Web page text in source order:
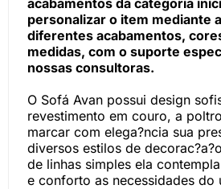
acabamentos da categoria
personalizar o item mediante
diferentes acabamentos,
medidas, com o suporte
nossas consultoras.
O Sofá Avan possui design
revestimento em couro, a
marcar com elega?ncia sua
diversos estilos de
de linhas simples ela
e conforto as necessidades do